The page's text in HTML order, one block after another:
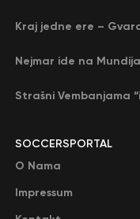
SOCCERSPORTAL
O Nama
Impressum